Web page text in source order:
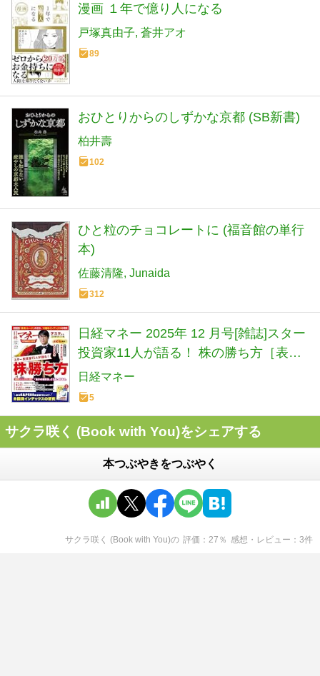
漫画 １年で億り人になる
戸塚真由子 蒼井アオ
89
おひとりからのしずかな京都 (SB新書)
柏井壽
102
ひと粒のチョコレートに (福音館の単行
本)
佐藤清隆 Junaida
312
日経マネー 2025年 12 月号[雑誌]スター
投資家11人が語る！ 株の勝ち方［表紙]
テスタ
日経マネー
5
サクラ咲く (Book with You)をシェアする
本つぶやきをつぶやく
サクラ咲く (Book with You)の 評価 27 ％ 感想・レビュー 3件